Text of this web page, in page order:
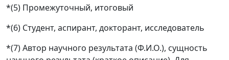
*(5) Промежуточный, итоговый
*(6) Студент, аспирант, докторант, исследователь
*(7) Автор научного результата (Ф.И.О.), сущность